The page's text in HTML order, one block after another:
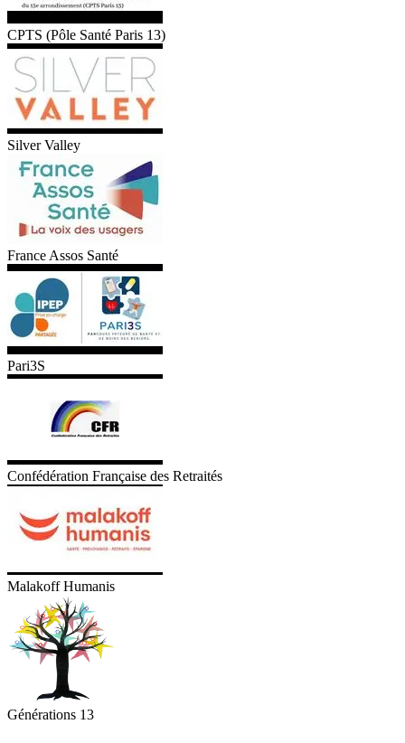
CPTS (Pôle Santé Paris 13)
Silver Valley
France Assos Santé
Pari3S
Confédération Française des Retraités
Malakoff Humanis
Générations 13